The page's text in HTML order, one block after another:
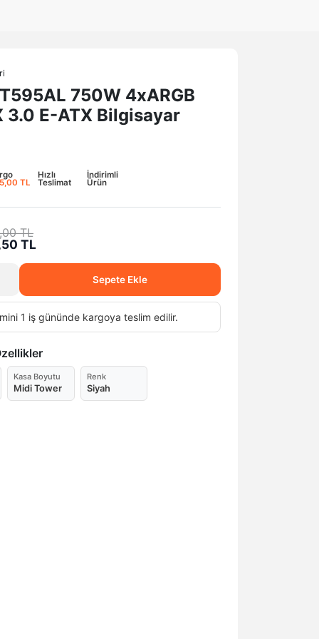
750W 4xARGB
3.0 E-ATX Bilgisayar
TL
Hızlı
Teslimat
İndirimli
Ürün
TL
TL
Sepete Ekle
1 iş gününde kargoya teslim edilir.
Kasa Boyutu
Midi Tower
Renk
Siyah